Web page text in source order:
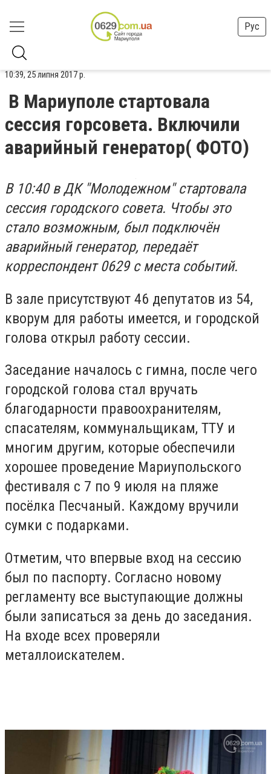
Рус
10:39, 25 липня 2017 р.
В Мариуполе стартовала
сессия горсовета. Включили
аварийный генератор( ФОТО)
В 10:40 в ДК "Молодежном" стартовала
сессия городского совета. Чтобы это
стало возможным, был подключён
аварийный генератор, передаёт
корреспондент 0629 с места событий.
В зале присутствуют 46 депутатов из 54,
кворум для работы имеется, и городской
голова открыл работу сессии.
Заседание началось с гимна, после чего
городской голова стал вручать
благодарности правоохранителям,
спасателям, коммунальщикам, ТТУ и
многим другим, которые обеспечили
хорошее проведение Мариупольского
фестиваля с 7 по 9 июля на пляже
посёлка Песчаный. Каждому вручили
сумки с подарками.
Отметим, что впервые вход на сессию
был по паспорту. Согласно новому
регламенту все выступающие должны
были записаться за день до заседания.
На входе всех проверяли
металлоискателем.